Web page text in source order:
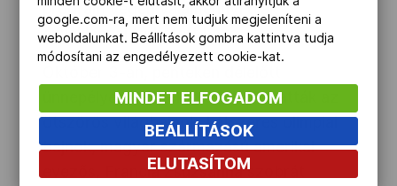
program végén valamennyi diák
emléklappal térhetett haza.
ünnepélyes keretek között felavatták az
ötszörös világbajnok, kétszeres olimpiai
bajnok, magyar származású amerikai
evezős, Francia Zsuzsanna szobrát
google.com-ra, mert nem tudjuk megjeleníteni a
weboldalunkat. Beállítások gombra kattintva tudja
módosítani az engedélyezett cookie-kat.
MINDET ELFOGADOM
BEÁLLÍTÁSOK
ELUTASÍTOM